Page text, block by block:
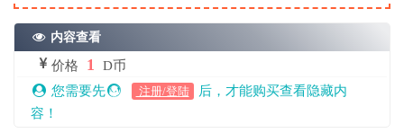
内容查看
价格 1
D币
您需要先
注册/登陆
后，才能购买查看隐藏内
容！